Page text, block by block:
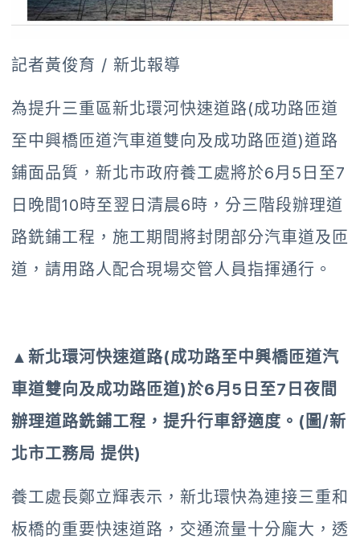
記者黃俊育 / 新北報導
為提升三重區新北環河快速道路(成功路匝道
至中興橋匝道汽車道雙向及成功路匝道)道路
鋪面品質，新北市政府養工處將於6月5日至7
日晚間10時至翌日清晨6時，分三階段辦理道
路銑鋪工程，施工期間將封閉部分汽車道及匝
道，請用路人配合現場交管人員指揮通行。
▲新北環河快速道路(成功路至中興橋匝道汽
車道雙向及成功路匝道)於6月5日至7日夜間
辦理道路銑鋪工程，提升行車舒適度。(圖/新
北市工務局 提供)
養工處長鄭立輝表示，新北環快為連接三重和
板橋的重要快速道路，交通流量十分龐大，透